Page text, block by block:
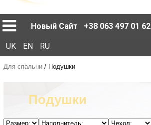
Новый Сайт +38 063 497 01 62
UK EN RU
Для спальни/ Подушки
Подушки